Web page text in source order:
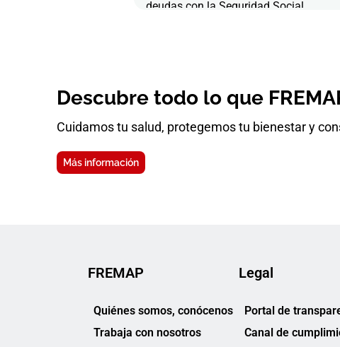
deudas con la Seguridad Social
Descubre todo lo que
Cuidamos tu salud, protegemos tu bienestar y
Más información
FREMAP
Quiénes somos, conócenos
Trabaja con nosotros
Legal
Portal de
Canal de